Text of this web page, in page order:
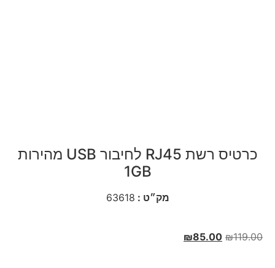
כרטיס רשת RJ45 לחיבור USB מהירות
1GB
מק״ט : 63618
₪119.00
₪85.00